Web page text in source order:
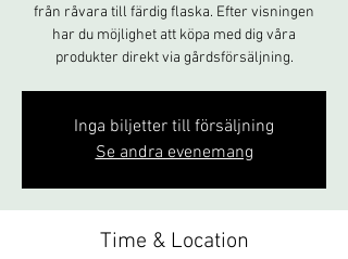
från råvara till färdig flaska. Efter visningen
har du möjlighet att köpa med dig våra
produkter direkt via gårdsförsäljning.
Inga biljetter till försäljning
Se andra evenemang
Time & Location